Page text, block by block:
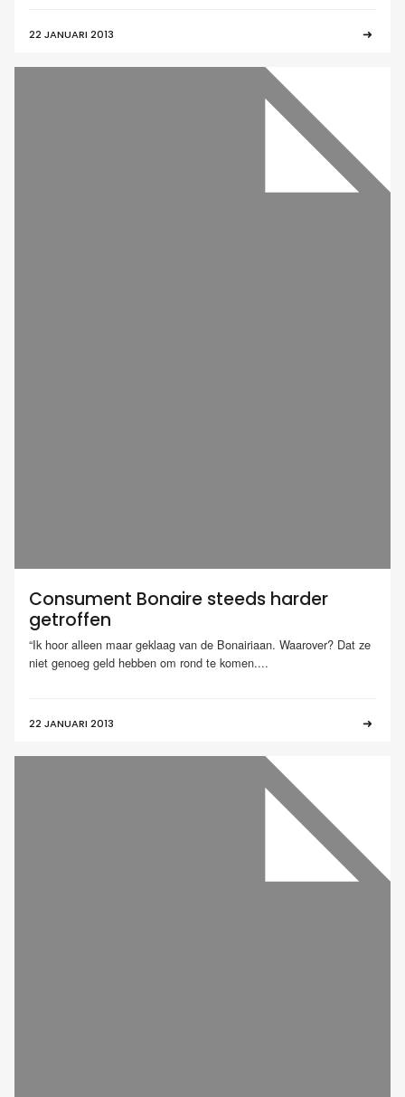
22 JANUARI 2013
Consument Bonaire steeds harder
getroffen
“Ik hoor alleen maar geklaag van de Bonairiaan. Waarover? Dat ze
niet genoeg geld hebben om rond te komen....
22 JANUARI 2013